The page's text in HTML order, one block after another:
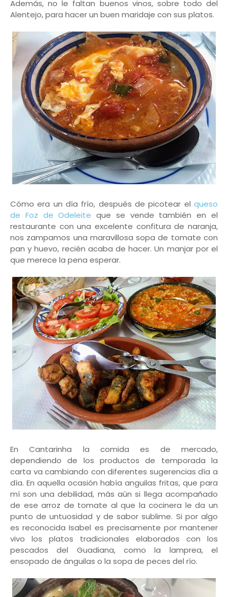
Además, no le faltan buenos vinos, sobre todo del
Alentejo, para hacer un buen maridaje con sus platos.
Cómo era un día frío, después de picotear el queso
de Foz de Odeleite que se vende también en el
restaurante con una excelente confitura de naranja,
nos zampamos una maravillosa sopa de tomate con
pan y huevo, recién acaba de hacer. Un manjar por el
que merece la pena esperar.
En Cantarinha la comida es de mercado,
dependiendo de los productos de temporada la
carta va cambiando con diferentes sugerencias día a
día. En aquella ocasión había anguilas fritas, que para
mí son una debilidad, más aún si llega acompañado
de ese arroz de tomate al que la cocinera le da un
punto de untuosidad y de sabor sublime. Si por algo
es reconocida Isabel es precisamente por mantener
vivo los platos tradicionales elaborados con los
pescados del Guadiana, como la lamprea, el
ensopado de ánguilas o la sopa de peces del río.